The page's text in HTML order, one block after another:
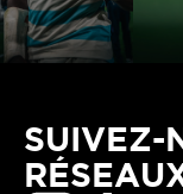
SUIVEZ-